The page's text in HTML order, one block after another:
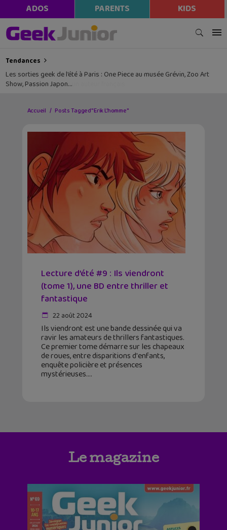
ADOS PARENTS KIDS
Tendances
Les sorties geek de l’été à Paris : One Piece au musée Grévin, Zoo Art
Show, Passion Japon…
Accueil Posts Tagged "Erik L’homme"
Lecture d’été #9 : Ils viendront
(tome 1), une BD entre thriller et
fantastique
22 août 2024
Ils viendront est une bande dessinée qui va
ravir les amateurs de thrillers fantastiques.
Ce premier tome démarre sur les chapeaux
de roues, entre disparitions d'enfants,
enquête policière et présences
mystérieuses.
Le magazine